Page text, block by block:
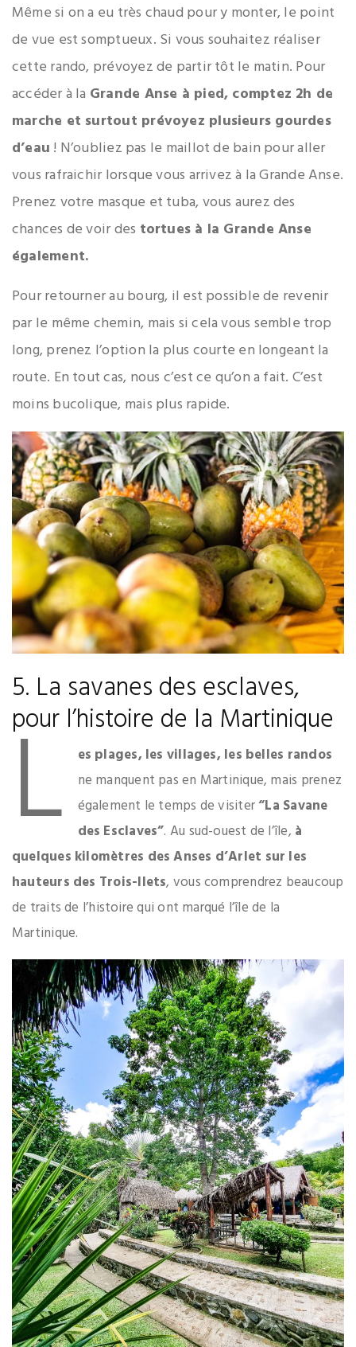
Même si on a eu très chaud pour y monter, le point
de vue est somptueux. Si vous souhaitez réaliser
cette rando, prévoyez de partir tôt le matin. Pour
accéder à la Grande Anse à pied, comptez 2h de
marche et surtout prévoyez plusieurs gourdes
d’eau ! N’oubliez pas le maillot de bain pour aller
vous rafraichir lorsque vous arrivez à la Grande Anse.
Prenez votre masque et tuba, vous aurez des
chances de voir des tortues à la Grande Anse
également.
Pour retourner au bourg, il est possible de revenir
par le même chemin, mais si cela vous semble trop
long, prenez l’option la plus courte en longeant la
route. En tout cas, nous c’est ce qu’on a fait. C’est
moins bucolique, mais plus rapide.
5. La savanes des esclaves,
pour l’histoire de la Martinique
L
es plages, les villages, les belles randos
ne manquent pas en Martinique, mais prenez
également le temps de visiter“La Savane
des Esclaves”. Au sud-ouest de l’île, à
quelques kilomètres des Anses d’Arlet sur les
hauteurs des Trois-Ilets, vous comprendrez beaucoup
de traits de l’histoire qui ont marqué l’île de la
Martinique.